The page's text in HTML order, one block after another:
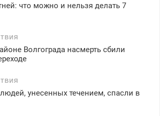
что можно и нельзя делать 7
Волгограда насмерть сбили
унесенных течением, спасли в